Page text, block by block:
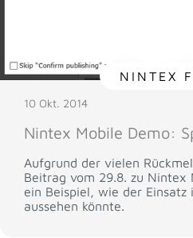
NINTEX
10 Okt. 2014
Nintex Mobile Demo:
Aufgrund der vielen
Beitrag vom 29.8. zu Nintex
ein Beispiel, wie der Einsatz
aussehen könnte.